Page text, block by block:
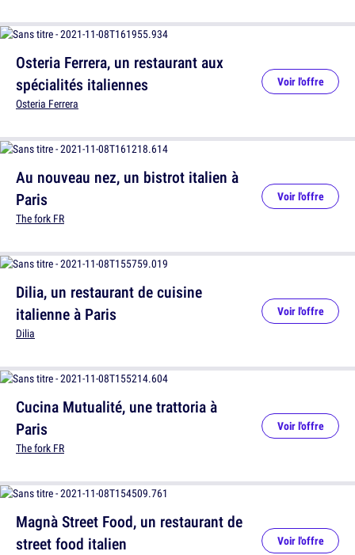
Osteria Ferrera, un restaurant aux
spécialités italiennes
Osteria Ferrera
Voir l'offre
Dilia, un restaurant de cuisine
italienne à Paris
Dilia
Voir l'offre
Magnà Street Food, un restaurant de
street food italien
Voir l'offre
Au nouveau nez, un bistrot italien à
Paris
The fork FR
Voir l'offre
Cucina Mutualité, une trattoria à
Paris
The fork FR
Voir l'offre